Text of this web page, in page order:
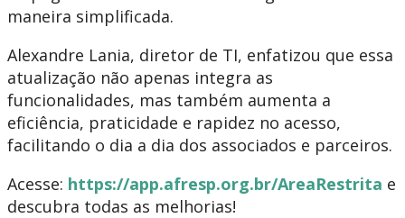
maneira simplificada.
Alexandre Lania, diretor de TI, enfatizou que essa
atualização não apenas integra as
funcionalidades, mas também aumenta a
eficiência, praticidade e rapidez no acesso,
facilitando o dia a dia dos associados e parceiros.
Acesse: https://app.afresp.org.br/AreaRestrita e
descubra todas as melhorias!